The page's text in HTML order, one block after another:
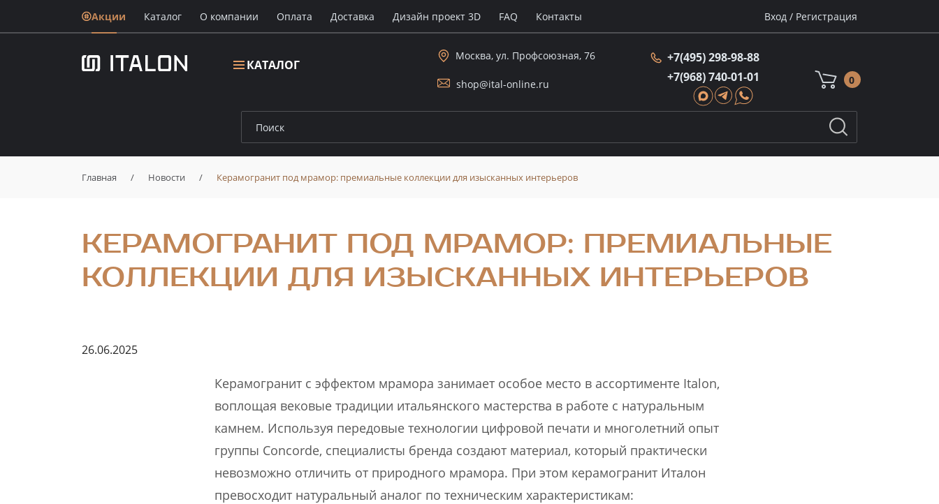
Акции Каталог О компании Oплата Доставка Дизайн проект 3D FAQ Контакты Вход / Регистрация
КАТАЛОГ
Москва, ул. Профсоюзная, 76
shop@ital-online.ru
+7(495) 298-98-88
+7(968) 740-01-01
0
Главная / Новости / Керамогранит под мрамор: премиальные коллекции для изысканных интерьеров
КЕРАМОГРАНИТ ПОД МРАМОР: ПРЕМИАЛЬНЫЕ
КОЛЛЕКЦИИ ДЛЯ ИЗЫСКАННЫХ ИНТЕРЬЕРОВ
26.06.2025
Керамогранит с эффектом мрамора занимает особое место в ассортименте Italon,
воплощая вековые традиции итальянского мастерства в работе с натуральным
камнем. Используя передовые технологии цифровой печати и многолетний опыт
группы Concorde, специалисты бренда создают материал, который практически
невозможно отличить от природного мрамора. При этом керамогранит Италон
превосходит натуральный аналог по техническим характеристикам: